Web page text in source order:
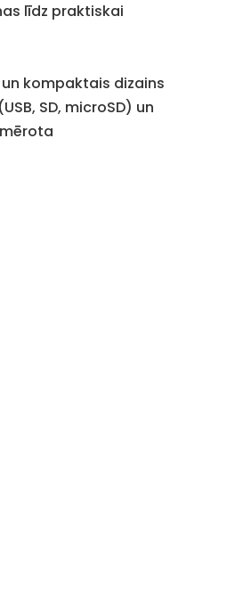
līdz praktiskai
kompaktais dizains
SD, microSD) un